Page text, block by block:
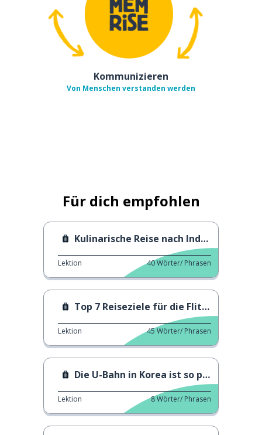
Kommunizieren
Von Menschen verstanden werden
Für dich empfohlen
Kulinarische Reise nach Indonesien
Lektion 40Wörter/ Phrasen
Top 7 Reiseziele für die Flitterwochen
Lektion 45Wörter/ Phrasen
Die U-Bahn in Korea ist so praktisch!
Lektion 8Wörter/ Phrasen